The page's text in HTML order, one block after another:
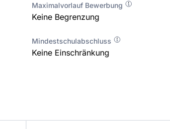
Maximalvorlauf Bewerbung
Keine Begrenzung
Mindestschulabschluss
Keine Einschränkung